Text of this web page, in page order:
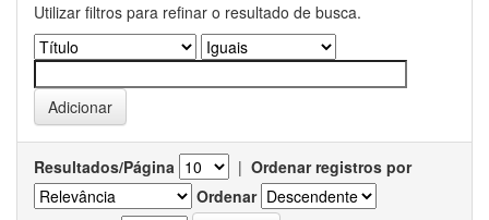
Utilizar filtros para refinar o resultado de busca.
Resultados/Página | Ordenar registros por
Ordenar